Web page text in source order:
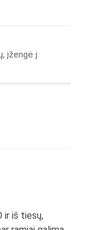
įžengė į
ir iš tiesų,